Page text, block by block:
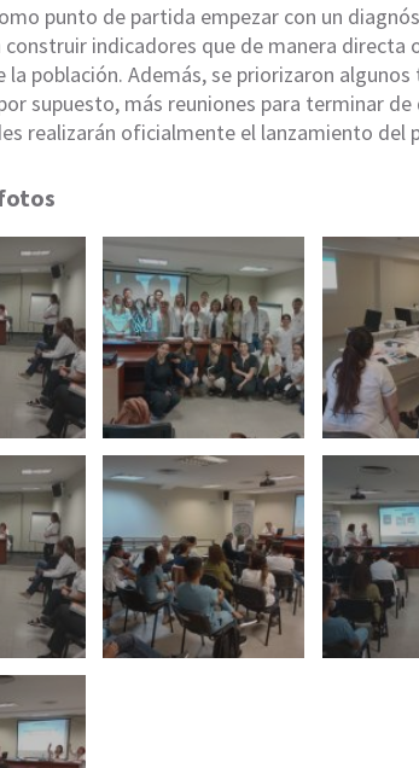
punto de partida empezar con un
construir indicadores que de manera directa
la población. Además, se priorizaron
supuesto, más reuniones para terminar
realizarán oficialmente el lanzamiento del